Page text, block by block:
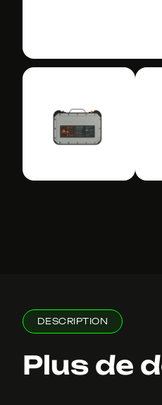
DESCRIPTION
Plus de